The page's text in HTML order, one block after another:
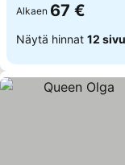
Alkaen 67 €
Näytä hinnat 12